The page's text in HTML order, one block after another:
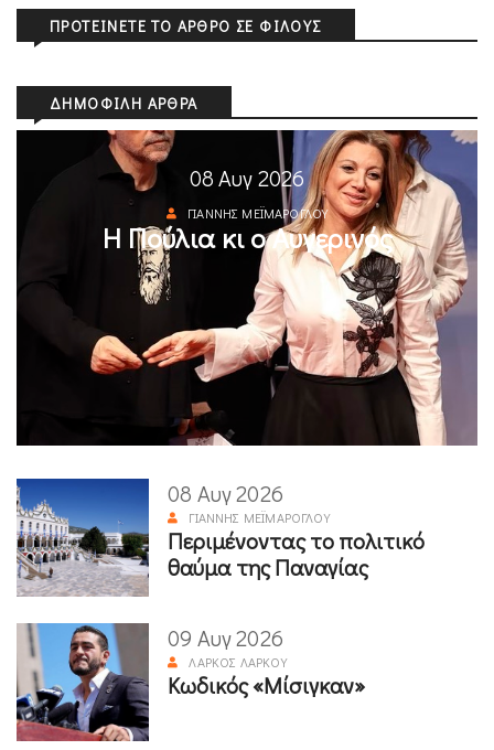
ΠΡΟΤΕΊΝΕΤΕ ΤΟ ΆΡΘΡΟ ΣΕ ΦΊΛΟΥΣ
ΔΗΜΟΦΙΛΉ ΆΡΘΡΑ
08 Αυγ 2026
ΓΙΆΝΝΗΣ ΜΕΪΜΆΡΟΓΛΟΥ
Η Πούλια κι ο Αυγερινός
08 Αυγ 2026
ΓΙΆΝΝΗΣ ΜΕΪΜΆΡΟΓΛΟΥ
Περιμένοντας το πολιτικό
θαύμα της Παναγίας
09 Αυγ 2026
ΛΆΡΚΟΣ ΛΆΡΚΟΥ
Κωδικός «Μίσιγκαν»